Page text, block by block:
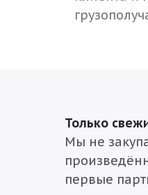
Только
Мы не
первые